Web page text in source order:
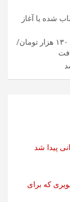
شده یا آغاز
بازگشت بنزین سوپر وارداتی به تهران با قیمت ۱۳۰ هزار تومان/
پیدا شد
که برای